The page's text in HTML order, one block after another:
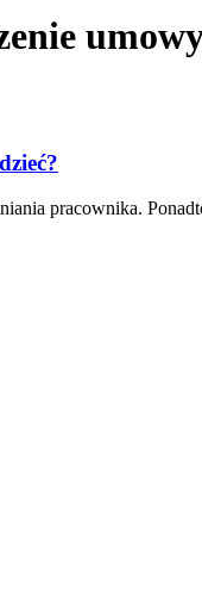
pracownika.